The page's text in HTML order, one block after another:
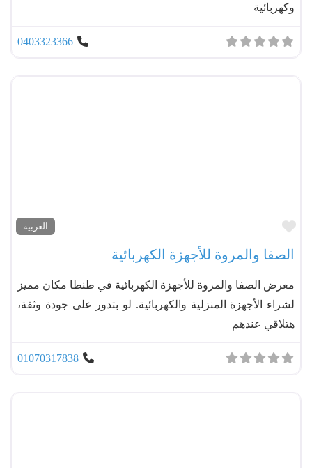
وكهربائية
0403323366
الغربية
مفضل
الصفا والمروة للأجهزة الكهربائية
معرض الصفا والمروة للأجهزة الكهربائية في طنطا مكان مميز
لشراء الأجهزة المنزلية والكهربائية. لو بتدور على جودة وثقة،
هتلاقي عندهم
01070317838